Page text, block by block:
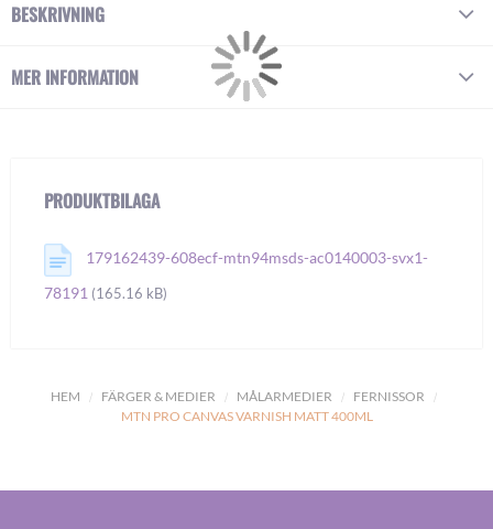
HEM FÄRGER & MEDIER MÅLARMEDIER
FERNISSOR
MTN PRO CANVAS VARNISH MATT 400ML
BESKRIVNING
MER INFORMATION
PRODUKTBILAGA
179162439-608ecf-mtn94msds-ac0140003-svx1-
78191 (165.16 kB)